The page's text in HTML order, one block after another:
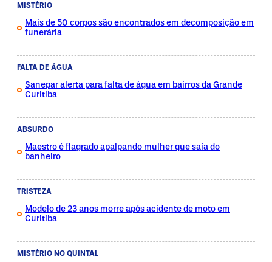
MISTÉRIO
Mais de 50 corpos são encontrados em decomposição em
funerária
FALTA DE ÁGUA
Sanepar alerta para falta de água em bairros da Grande
Curitiba
ABSURDO
Maestro é flagrado apalpando mulher que saía do
banheiro
TRISTEZA
Modelo de 23 anos morre após acidente de moto em
Curitiba
MISTÉRIO NO QUINTAL